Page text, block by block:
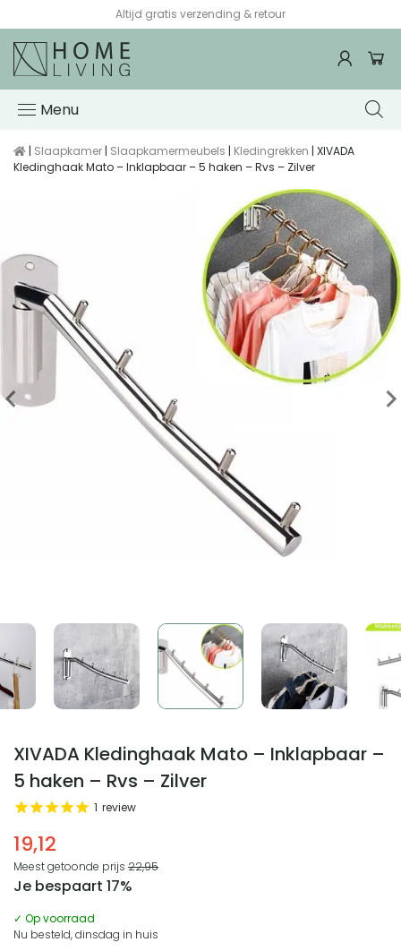
Altijd gratis verzending & retour
Menu
| Slaapkamer | Slaapkamermeubels | Kledingrekken | XIVADA
Kledinghaak Mato – Inklapbaar – 5 haken – Rvs – Zilver
XIVADA Kledinghaak Mato – Inklapbaar –
5 haken – Rvs – Zilver
19,12
1 review
Meest getoonde prijs 22,95
Je bespaart 17%
✓ Op voorraad
Nu besteld, dinsdag in huis